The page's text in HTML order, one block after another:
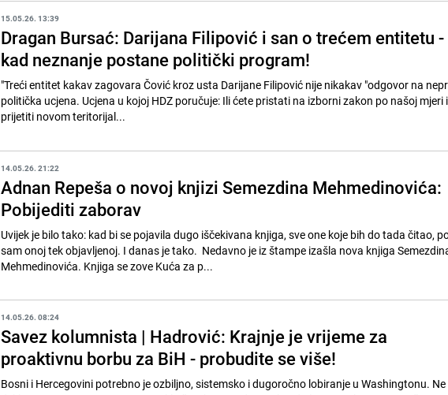
15.05.26. 13:39
Dragan Bursać: Darijana Filipović i san o trećem entitetu -
kad neznanje postane politički program!
"Treći entitet kakav zagovara Čović kroz usta Darijane Filipović nije nikakav "odgovor na
politička ucjena. Ucjena u kojoj HDZ poručuje: Ili ćete pristati na izborni zakon po našoj mjeri
prijetiti novom teritorijal...
14.05.26. 21:22
Adnan Repeša o novoj knjizi Semezdina Mehmedinovića:
Pobijediti zaborav
Uvijek je bilo tako: kad bi se pojavila dugo iščekivana knjiga, sve one koje bih do tada čitao,
sam onoj tek objavljenoj. I danas je tako. Nedavno je iz štampe izašla nova knjiga
Mehmedinovića. Knjiga se zove Kuća za p...
14.05.26. 08:24
Savez kolumnista | Hadrović: Krajnje je vrijeme za
proaktivnu borbu za BiH - probudite se više!
Bosni i Hercegovini potrebno je ozbiljno, sistemsko i dugoročno lobiranje u Washingtonu. Ne